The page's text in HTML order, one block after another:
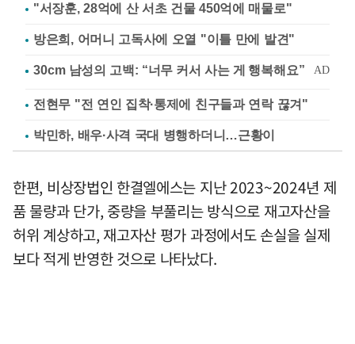
"서장훈, 28억에 산 서초 건물 450억에 매물로"
방은희, 어머니 고독사에 오열 "이틀 만에 발견"
전현무 "전 연인 집착·통제에 친구들과 연락 끊겨"
박민하, 배우·사격 국대 병행하더니…근황이
한편, 비상장법인 한결엘에스는 지난 2023~2024년 제
품 물량과 단가, 중량을 부풀리는 방식으로 재고자산을
허위 계상하고, 재고자산 평가 과정에서도 손실을 실제
보다 적게 반영한 것으로 나타났다.